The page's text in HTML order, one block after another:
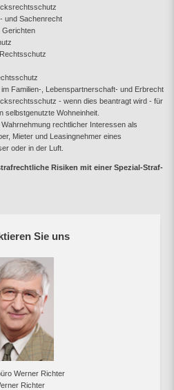
Sie uns
Werner Richter
Richter
und Sachenrecht
Familien-, Lebenspartnerschaft- und Erbrecht
- wenn dies beantragt wird - für
selbstgenutzte Wohneinheit.
rechtlicher Interessen als
Mieter und Leasingnehmer eines
oder in der Luft.
Risiken mit einer Spezial-Straf-